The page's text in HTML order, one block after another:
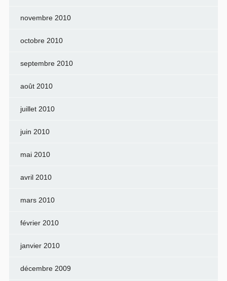
novembre 2010
octobre 2010
septembre 2010
août 2010
juillet 2010
juin 2010
mai 2010
avril 2010
mars 2010
février 2010
janvier 2010
décembre 2009